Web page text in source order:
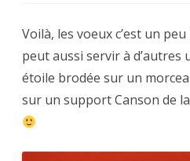
Voilà, les voeux c’est un
peut aussi servir à d’autres
étoile brodée sur un
sur un support Canson de